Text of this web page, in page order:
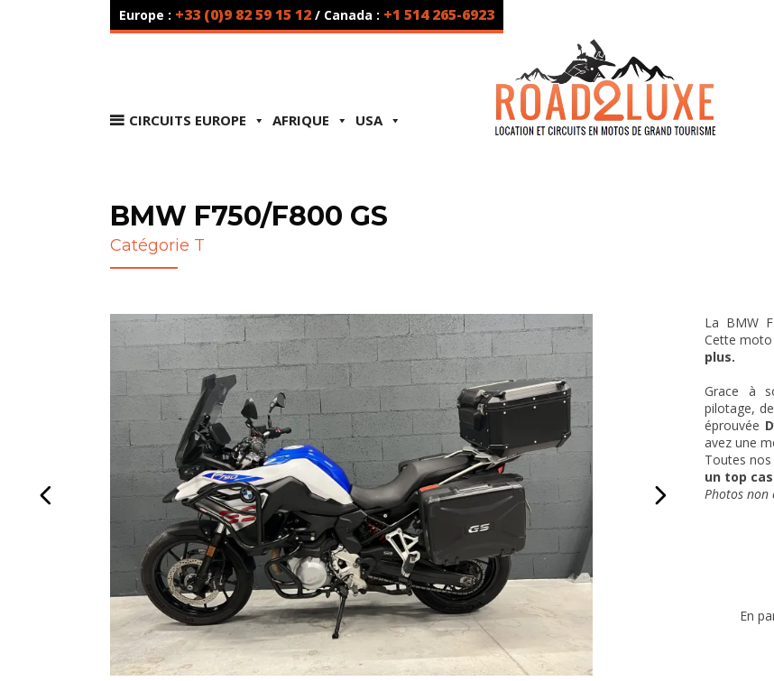
Europe : +33 (0)9 82 59 15 12 / Canada : +1 514 265-6923
CIRCUITS EUROPE AFRIQUE USA
BMW F750/F800 GS
Catégorie T
La BMW
Cette
plus.
Grace à
pilotage, de
éprouvée
avez une
Toutes nos
un top
Photos non
En